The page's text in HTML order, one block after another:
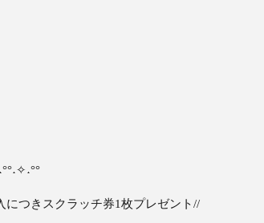
つきスクラッチ券1枚プレゼント//